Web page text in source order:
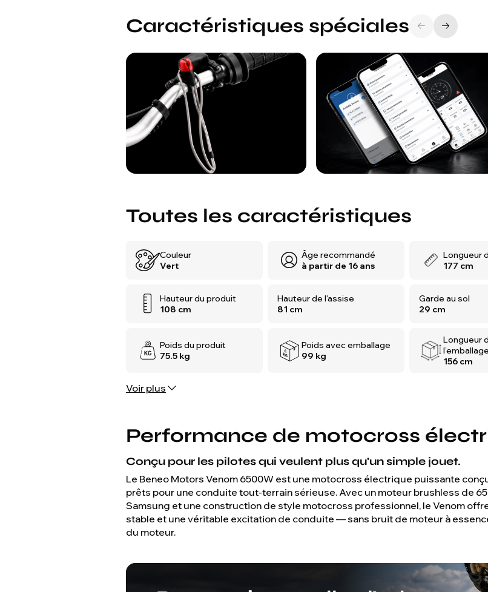
Caractéristiques spéciales
Toutes les caractéristiques
Couleur
Vert
Âge recommandé
à partir de 16 ans
Longueur
177 cm
Hauteur du produit
108 cm
Hauteur de l'assise
81 cm
Garde au sol
29 cm
Poids du produit
75.5 kg
Poids avec emballage
99 kg
Longueur
l’emballage
156 cm
Voir plus
Performance de motocross
Conçu pour les pilotes qui veulent plus qu'un simple jouet.
Le Beneo Motors Venom 6500W est une motocross électrique puissante
prêts pour une conduite tout-terrain sérieuse. Avec un moteur brushless de
Samsung et une construction de style motocross professionnel, le Venom
stable et une véritable excitation de conduite — sans bruit de moteur à
du moteur.